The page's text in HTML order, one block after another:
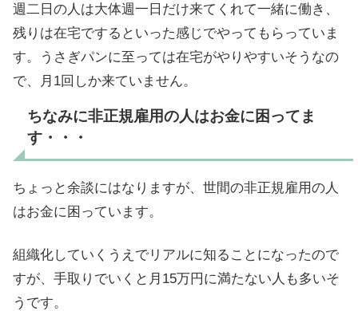
週二日の人は大体週一日だけ来てくれて一緒に働き、
残りは在宅でするといった感じでやってもらっていま
す。うさぎパンに至っては在宅がやりやすいそうなの
で、月1回しか来ていません。
ちなみに非正規雇用の人はお金に困ってま
す・・・
ちょっと余談にはなりますが、世間の非正規雇用の人
はお金に困っています。
組織化していくうえでリアルに知ることになったので
すが、手取りでいくと月15万円に満たない人も多いそ
うです。